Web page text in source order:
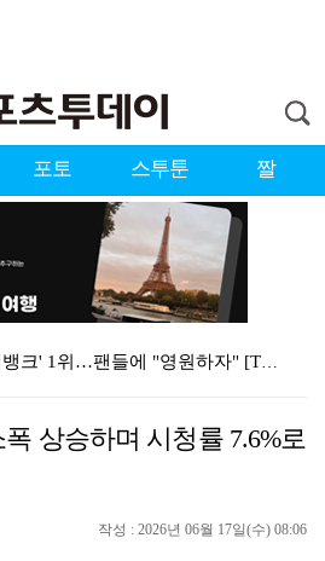
포토 스투툰 짤
누에라, '뮤직뱅크' 1위…팬들에 "영원하자" [TV캡…
서장훈 감독 "내 능력 부족" 자책하게 만든 펜타곤과의…
대한축구협회의 '심판 성접대'…최악의 경우 런던 올림픽…
상승하며 시청률 7.6%로
작성 : 2026년 06월 17일(수) 08:06